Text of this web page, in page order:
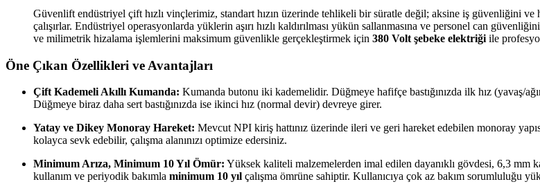
Güvenlift endüstriyel çift hızlı vinçlerimiz, standart hızın üzerinde tehlikeli bir süratle değil; aksine iş güvenliğini ve
çalışırlar. Endüstriyel operasyonlarda yüklerin aşırı hızlı kaldırılması yükün sallanmasına ve personel can
ve milimetrik hizalama işlemlerini maksimum güvenlikle gerçekleştirmek için 380 Volt şebeke elektriği ile
Öne Çıkan Özellikleri ve Avantajları
Çift Kademeli Akıllı Kumanda: Kumanda butonu iki kademelidir. Düğmeye hafifçe bastığınızda ilk hız (yavaş/
Düğmeye biraz daha sert bastığınızda ise ikinci hız (normal devir) devreye girer.
Yatay ve Dikey Monoray Hareket: Mevcut NPI kiriş hattınız üzerinde ileri ve geri hareket edebilen monoray
kolayca sevk edebilir, çalışma alanınızı optimize edersiniz.
Minimum Arıza, Minimum 10 Yıl Ömür: Yüksek kaliteli malzemelerden imal edilen dayanıklı gövdesi, 6,3 mm
kullanım ve periyodik bakımla minimum 10 yıl çalışma ömrüne sahiptir. Kullanıcıya çok az bakım sorumluluğu